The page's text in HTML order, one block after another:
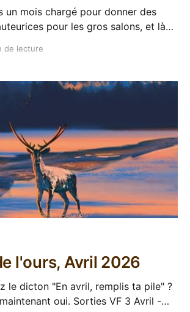
un mois chargé pour donner des
pour les gros salons, et là
rien de la guerre de Troie, Victor
de lecture
l'ours, Avril 2026
le dicton "En avril, remplis ta pile" ?
oui. Sorties VF 3 Avril -